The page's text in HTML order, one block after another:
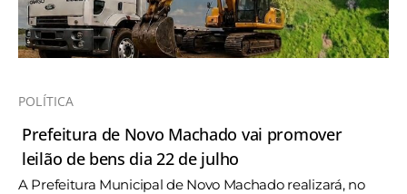
POLÍTICA
Prefeitura de Novo Machado vai promover
leilão de bens dia 22 de julho
A Prefeitura Municipal de Novo Machado realizará, no